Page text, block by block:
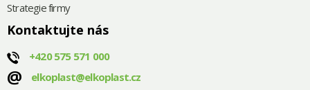
Strategie firmy
Kontaktujte nás
+420575 571 000
@
elkoplast@elkoplast.cz